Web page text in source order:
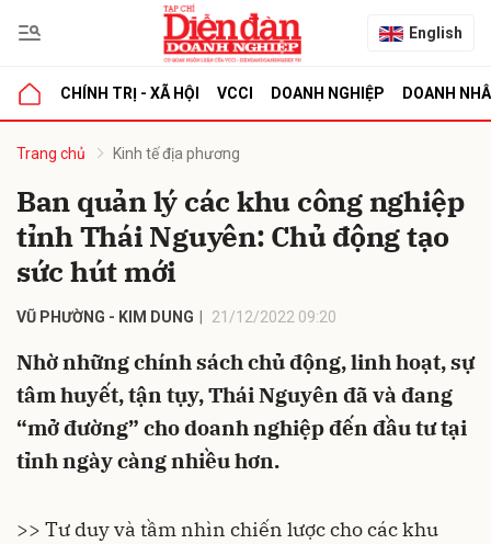
English
CHÍNH TRỊ - XÃ HỘI VCCI DOANH NGHIỆP DOANH
Trang chủ Kinh tế địa phương
Ban quản lý các khu công nghiệp
tỉnh Thái Nguyên: Chủ động tạo
sức hút mới
VŨ PHƯỜNG - KIM DUNG 21/12/2022 09:20
Nhờ những chính sách chủ động, linh hoạt, sự
tâm huyết, tận tụy, Thái Nguyên đã và đang
“mở đường” cho doanh nghiệp đến đầu tư tại
tỉnh ngày càng nhiều hơn.
>> Tư duy và tầm nhìn chiến lược cho các khu
luận
Hủy